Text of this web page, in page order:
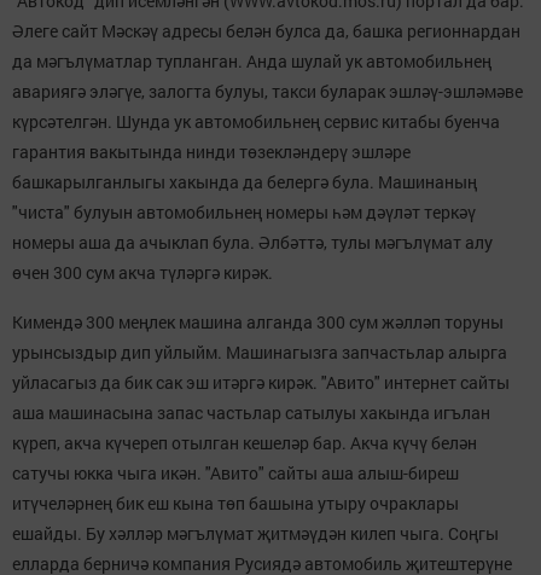
Әлеге сайт Мәскәү адресы белән булса да, башка регионнардан
да мәгълүматлар тупланган. Анда шулай ук автомобильнең
авариягә эләгүе, залогта булуы, такси буларак эшләү-эшләмәве
күрсәтелгән. Шунда ук автомобильнең сервис китабы буенча
гарантия вакытында нинди төзекләндерү эшләре
башкарылганлыгы хакында да белергә була. Машинаның
"чиста" булуын автомобильнең номеры һәм дәүләт теркәү
номеры аша да ачыклап була. Әлбәттә, тулы мәгълүмат алу
өчен 300 сум акча түләргә кирәк.
Кимендә 300 меңлек машина алганда 300 сум жәлләп торуны
урынсыздыр дип уйлыйм. Машинагызга запчастьлар алырга
уйласагыз да бик сак эш итәргә кирәк. "Авито" интернет сайты
аша машинасына запас частьлар сатылуы хакында игълан
күреп, акча күчереп отылган кешеләр бар. Акча күчү белән
сатучы юкка чыга икән. "Авито" сайты аша алыш-биреш
итүчеләрнең бик еш кына төп башына утыру очраклары
ешайды. Бу хәлләр мәгълүмат җитмәүдән килеп чыга. Соңгы
елларда берничә компания Русиядә автомобиль җитештерүне